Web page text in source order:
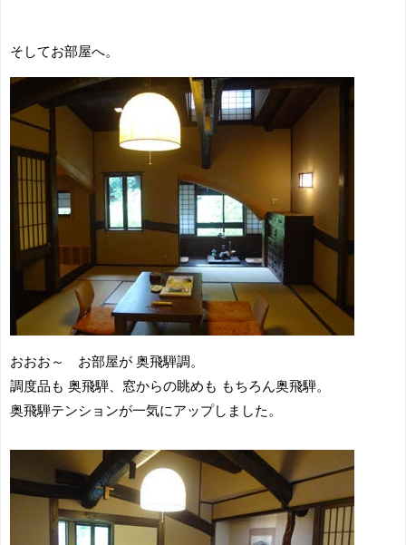
そしてお部屋へ。
おおお～ お部屋が 奥飛騨調。
調度品も 奥飛騨、窓からの眺めも もちろん奥飛騨。
奥飛騨テンションが一気にアップしました。